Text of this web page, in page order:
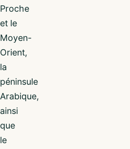
Proche
et le
Moyen-
Orient,
la
péninsule
Arabique,
ainsi
que
le